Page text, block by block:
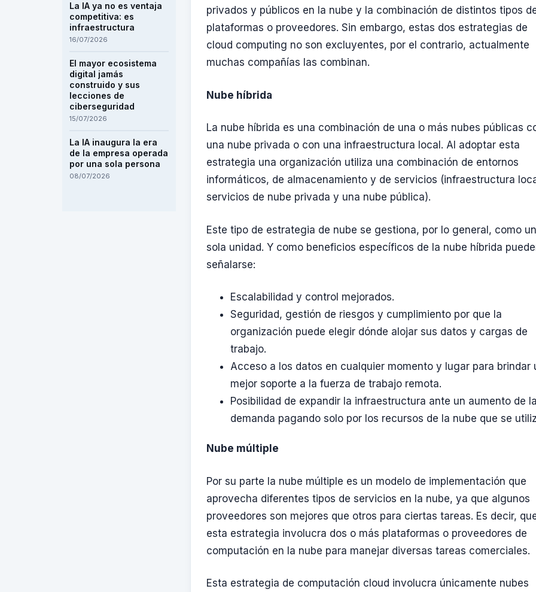
La IA ya no es ventaja
competitiva: es
infraestructura
16/07/2026
El mayor ecosistema
digital jamás
construido y sus
lecciones de
ciberseguridad
15/07/2026
La IA inaugura la era
de la empresa operada
por una sola persona
08/07/2026
privados y públicos en la nube y la combinación de distintos tipos
plataformas o proveedores. Sin embargo, estas dos estrategias de
cloud computing no son excluyentes, por el contrario, actualmente
muchas compañías las combinan.
Nube híbrida
La nube híbrida es una combinación de una o más nubes públicas
una nube privada o con una infraestructura local. Al adoptar esta
estrategia una organización utiliza una combinación de entornos
informáticos, de almacenamiento y de servicios (infraestructura
servicios de nube privada y una nube pública).
Este tipo de estrategia de nube se gestiona, por lo general, como
sola unidad. Y como beneficios específicos de la nube híbrida
señalarse:
Escalabilidad y control mejorados.
Seguridad, gestión de riesgos y cumplimiento por que la
organización puede elegir dónde alojar sus datos y cargas de
trabajo.
Acceso a los datos en cualquier momento y lugar para brindar
mejor soporte a la fuerza de trabajo remota.
Posibilidad de expandir la infraestructura ante un aumento de la
demanda pagando solo por los recursos de la nube que se
Nube múltiple
Por su parte la nube múltiple es un modelo de implementación que
aprovecha diferentes tipos de servicios en la nube, ya que algunos
proveedores son mejores que otros para ciertas tareas. Es decir,
esta estrategia involucra dos o más plataformas o proveedores de
computación en la nube para manejar diversas tareas comerciales.
Esta estrategia de computación cloud involucra únicamente nubes